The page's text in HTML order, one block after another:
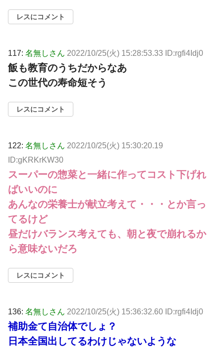
レスにコメント
117: 名無しさん 2022/10/25(火) 15:28:53.33 ID:rgfi4Idj0
飯も教育のうちだからなあ
この世代の寿命短そう
レスにコメント
122: 名無しさん 2022/10/25(火) 15:30:20.19
ID:gKRKrKW30
スーパーの惣菜と一緒に作ってコスト下げれ
ばいいのに
あんなの栄養士が献立考えて・・・とか言っ
てるけど
昼だけバランス考えても、朝と夜で崩れるか
ら意味ないだろ
レスにコメント
136: 名無しさん 2022/10/25(火) 15:36:32.60 ID:rgfi4Idj0
補助金て自治体でしょ？
日本全国出してるわけじゃないような